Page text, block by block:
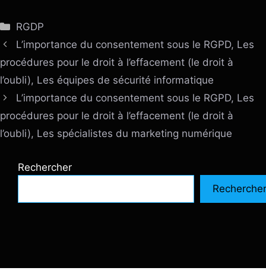
Catégories
RGDP
L’importance du consentement sous le RGPD, Les
procédures pour le droit à l’effacement (le droit à
l’oubli), Les équipes de sécurité informatique
L’importance du consentement sous le RGPD, Les
procédures pour le droit à l’effacement (le droit à
l’oubli), Les spécialistes du marketing numérique
Rechercher
Rechercher